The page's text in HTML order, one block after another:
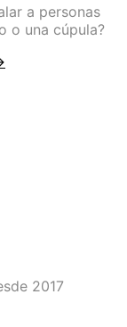
a personas
o una cúpula?
2017